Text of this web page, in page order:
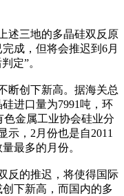
述三地的多晶硅双反原
成，但将会推迟到6月
定”。
断创下新高。据海关总
进口量为7991吨，环
色金属工业协会硅业分
示，2月份也是自2011
最多的月份。
反的推迟，将使得国际
下新高，而国内的多